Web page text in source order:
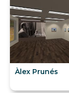
Àlex Prunés